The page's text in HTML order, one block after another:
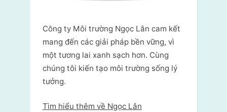
Công ty Môi trường Ngọc Lân cam kết
mang đến các giải pháp bền vững, vì
một tương lai xanh sạch hơn. Cùng
chúng tôi kiến tạo môi trường sống lý
tưởng.
Tìm hiểu thêm về Ngọc Lân